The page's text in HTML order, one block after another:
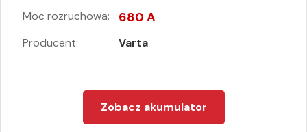
Moc rozruchowa: 680 A
Producent: Varta
Zobacz akumulator